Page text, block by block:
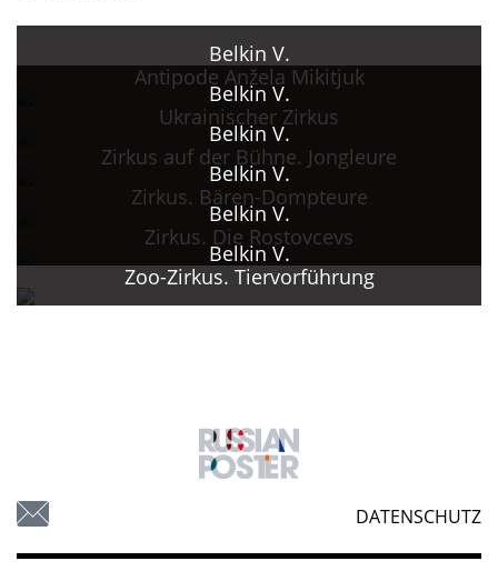
Belkin V.
Antipode Anžela Mikitjuk
Belkin V.
Ukrainischer Zirkus
Belkin V.
Zirkus auf der Bühne. Jongleure
Belkin V.
Zirkus. Bären-Dompteure
Belkin V.
Zirkus. Die Rostovcevs
Belkin V.
Zoo-Zirkus. Tiervorführung
DATENSCHUTZ